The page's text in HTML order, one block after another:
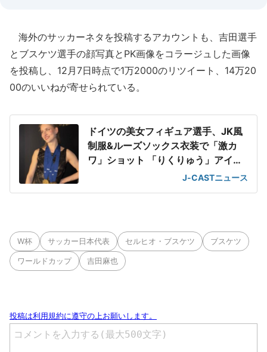
海外のサッカーネタを投稿するアカウントも、吉田選手
とブスケツ選手の顔写真とPK画像をコラージュした画像
を投稿し、12月7日時点で1万2000のリツイート、14万20
00のいいねが寄せられている。
ドイツの美女フィギュア選手、JK風
制服&ルーズソックス衣装で「激カ
ワ」ショット 「りくりゅう」アイス
J-CASTニュース
W杯 サッカー日本代表 セルヒオ・ブスケツ ブスケツ
ワールドカップ 吉田麻也